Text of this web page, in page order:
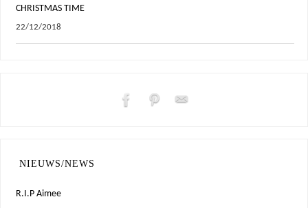
CHRISTMAS TIME
22/12/2018
NIEUWS/NEWS
R.I.P Aimee